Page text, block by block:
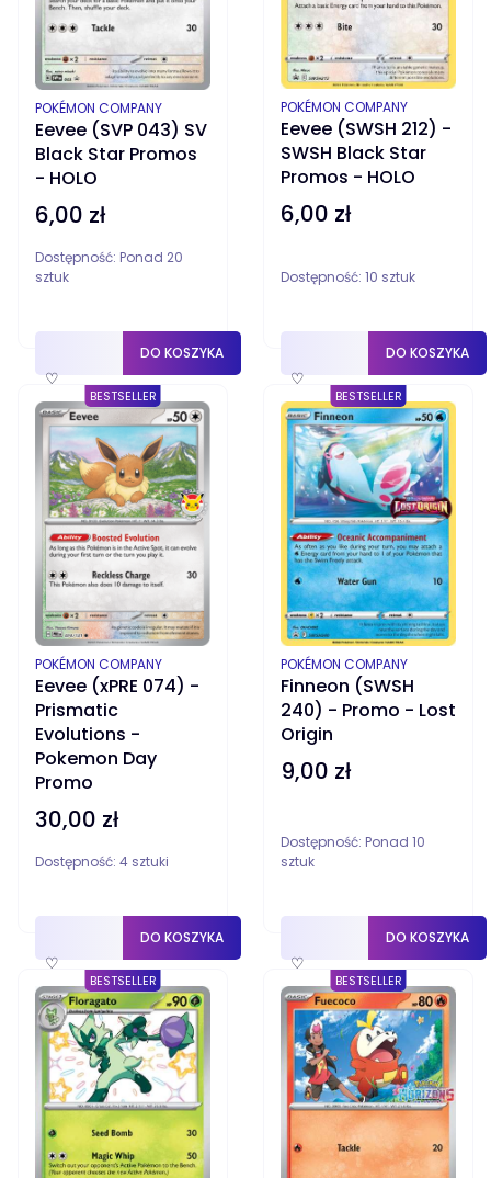
Eevee (SVP 043) SV
Black Star Promos
- HOLO
PRODUCENT
POKÉMON COMPANY
Cena
6,00 zł
Dostępność: Ponad 20
sztuk
♡
DO KOSZYKA
Eevee (SWSH 212) -
SWSH Black Star
Promos - HOLO
PRODUCENT
POKÉMON COMPANY
Cena
6,00 zł
Dostępność: 10 sztuk
♡
DO KOSZYKA
BESTSELLER
Eevee (xPRE 074) -
Prismatic
Evolutions -
Pokemon Day
Promo
PRODUCENT
POKÉMON COMPANY
Cena
30,00 zł
Dostępność: 4 sztuki
♡
DO KOSZYKA
BESTSELLER
Finneon (SWSH
240) - Promo - Lost
Origin
PRODUCENT
POKÉMON COMPANY
Cena
9,00 zł
Dostępność: Ponad 10
sztuk
♡
DO KOSZYKA
BESTSELLER BESTSELLER